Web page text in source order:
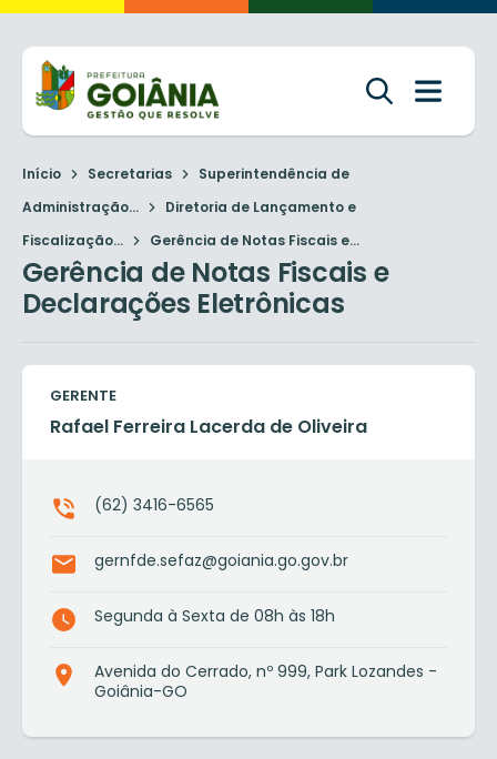
Início Secretarias
Superintendência de
Administração...
Diretoria de Lançamento e
Fiscalização...
Gerência de Notas Fiscais e...
Gerência de Notas Fiscais e
Declarações Eletrônicas
GERENTE
Rafael Ferreira Lacerda de Oliveira
(62) 3416-6565
gernfde.sefaz@goiania.go.gov.br
Segunda à Sexta de 08h às 18h
Avenida do Cerrado, nº 999, Park Lozandes -
Goiânia-GO